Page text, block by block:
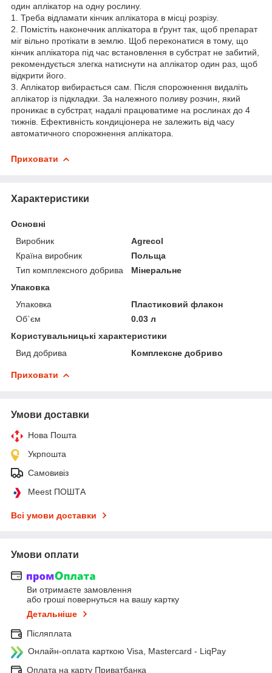
один аплікатор на одну рослину.
1. Треба відламати кінчик аплікатора в місці розрізу.
2. Помістіть наконечник аплікатора в ґрунт так, щоб препарат
міг вільно протікати в землю. Щоб переконатися в тому, що
кінчик аплікатора під час встановлення в субстрат не забитий,
рекомендується злегка натиснути на аплікатор один раз, щоб
відкрити його.
3. Аплікатор вибирається сам. Після спорожнення видаліть
аплікатор із підкладки. За належного поливу розчин, який
проникає в субстрат, надалі працюватиме на рослинах до 4
тижнів. Ефективність кондиціонера не залежить від часу
автоматичного спорожнення аплікатора.
Приховати
Характеристики
Основні
Виробник
Agrecol
Країна виробник
Польща
Тип комплексного добрива
Мінеральне
Упаковка
Упаковка
Пластиковий флакон
Об`єм
0.03 л
Користувальницькі характеристики
Вид добрива
Комплексне добриво
Приховати
Умови доставки
Нова Пошта
Укрпошта
Самовивіз
Meest ПОШТА
Всі умови доставки
Умови оплати
Ви отримаєте замовлення
або гроші повернуться на вашу картку
Детальніше
Післяплата
Онлайн-оплата карткою Visa, Mastercard - LiqPay
Оплата на карту Приватбанка